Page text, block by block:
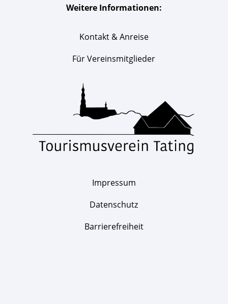
Weitere Informationen:
Kontakt & Anreise
Für Vereinsmitglieder
Impressum
Datenschutz
Barrierefreiheit